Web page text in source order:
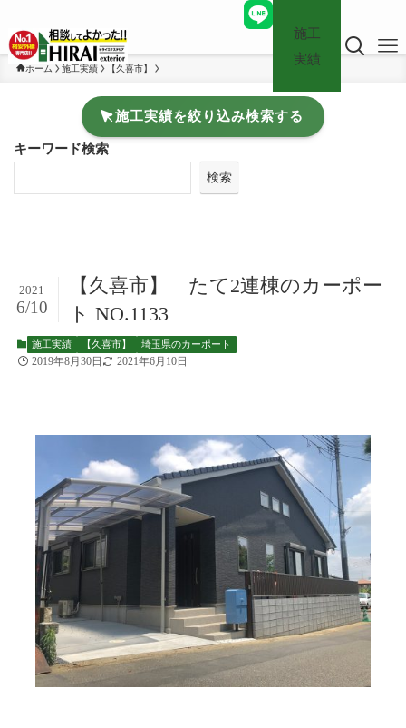
施工
実績
ホーム 施工実績 【久喜市】
施工実績を絞り込み検索する
キーワード検索
検索
【久喜市】 たて2連棟のカーポー
ト NO.1133
2021
6/10
施工実績 【久喜市】 埼玉県のカーポート
2019年8月30日 2021年6月10日